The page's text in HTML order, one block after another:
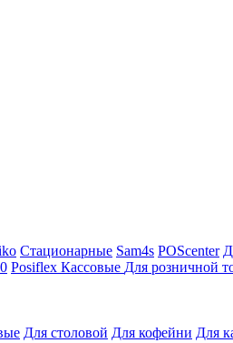
Стационарные Sam4s POScenter
Posiflex Кассовые Для розничной
Для столовой Для кофейни Для